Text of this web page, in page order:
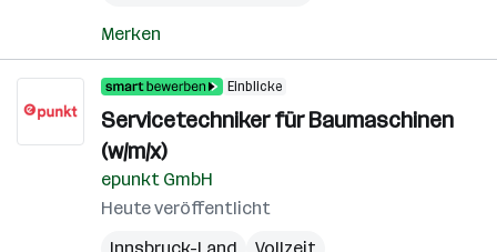
Merken
Einblicke
Servicetechniker für Baumaschinen
(w/m/x)
epunkt GmbH
Heute veröffentlicht